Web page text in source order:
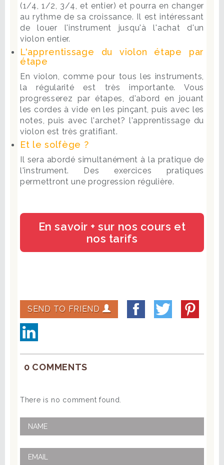
(1/4, 1/2, 3/4, et entier) et pourra en changer
au rythme de sa croissance. Il est intéressant
de louer l'instrument jusqu'à l'achat d'un
violon entier.
L'apprentissage du violon étape par
étape
En violon, comme pour tous les instruments,
la régularité est très importante. Vous
progresserez par étapes, d'abord en jouant
les cordes à vide en les pinçant, puis avec les
notes, puis avec l'archet? l'apprentissage du
violon est très gratifiant.
Et le solfège ?
Il sera abordé simultanément à la pratique de
l'instrument. Des exercices pratiques
permettront une progression régulière.
En savoir + sur nos cours et
nos tarifs
SEND TO FRIEND
0 COMMENTS
There is no comment found.